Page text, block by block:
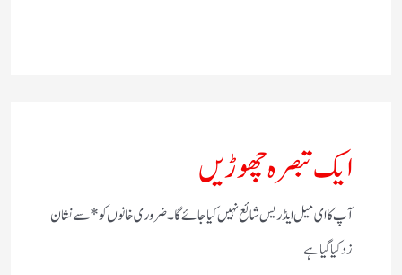
ایک تبصرہ چھوڑیں
آپ کا ای میل ایڈریس شائع نہیں کیا جائے گا۔ضروری خانوں کو*سے نشان
زد کیا گیا ہے